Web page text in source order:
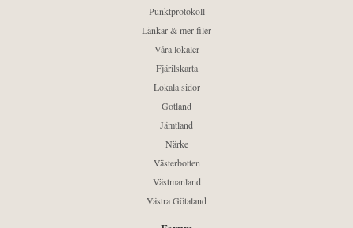
Punktprotokoll
Länkar & mer filer
Våra lokaler
Fjärilskarta
Lokala sidor
Gotland
Jämtland
Närke
Västerbotten
Västmanland
Västra Götaland